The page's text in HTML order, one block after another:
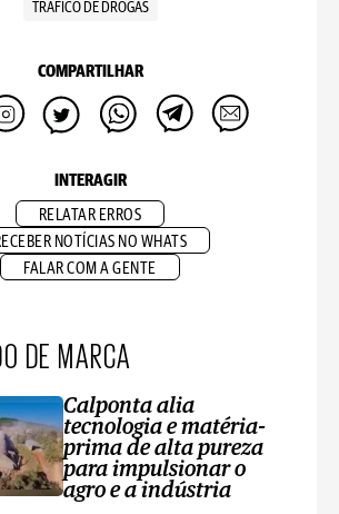
TRÁFICO DE DROGAS
COMPARTILHAR
INTERAGIR
RELATAR ERROS
NOTÍCIAS NO WHATS
FALAR COM A GENTE
DE MARCA
Calponta alia
tecnologia e matéria-
prima de alta pureza
para impulsionar o
agro e a indústria